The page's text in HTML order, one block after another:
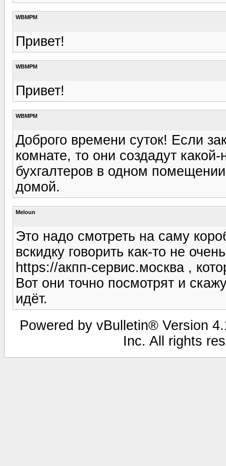
WBMPM
Привет!
WBMPM
Привет!
WBMPM
Доброго времени суток! Если
комнате, то они создадут
бухгалтеров в одном
домой.
Meloun
Это надо смотреть на саму
вскидку говорить как-то не
https://акпп-сервис.москва ,
Вот они точно посмотрят и
идёт.
Powered by vBulletin® Version
Inc. All rights